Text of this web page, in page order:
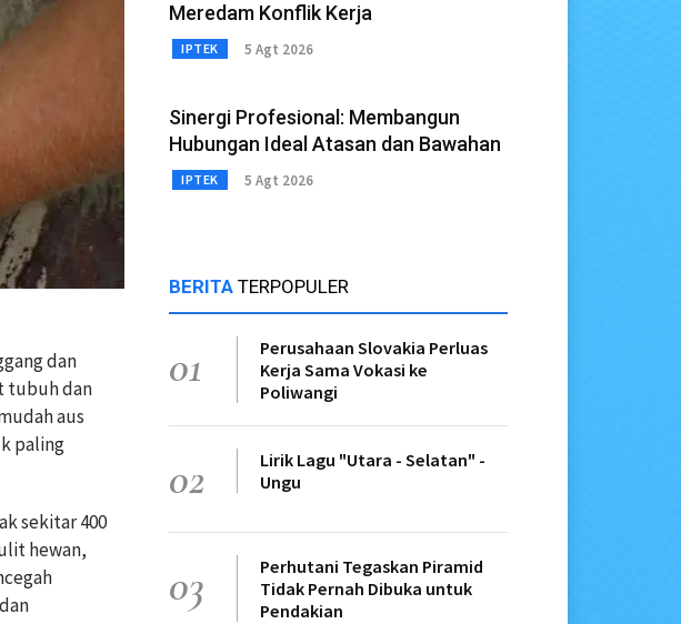
dan
tubuh dan
aus
paling
sekitar 400
hewan,
Meredam Konflik Kerja
IPTEK 5 Agt 2026
Sinergi Profesional: Membangun
Hubungan Ideal Atasan dan Bawahan
IPTEK 5 Agt 2026
BERITA TERPOPULER
01
Perusahaan Slovakia Perluas
Kerja Sama Vokasi ke
Poliwangi
02
Lirik Lagu "Utara - Selatan" -
Ungu
03
Perhutani Tegaskan Piramid
Tidak Pernah Dibuka untuk
Pendakian